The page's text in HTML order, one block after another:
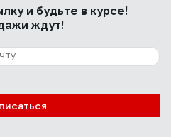
и будьте в курсе!
ждут!